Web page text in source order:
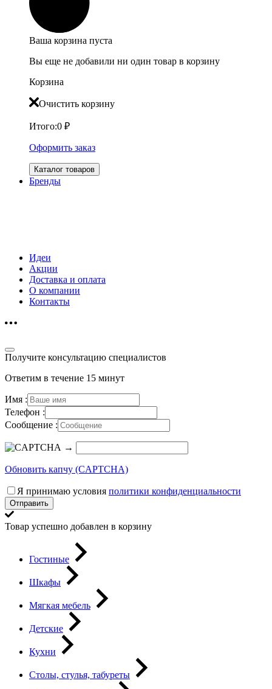
Ваша корзина пуста
Вы еще не добавили ни один товар в корзину
Корзина
Очистить корзину
Итого:0 ₽
Оформить заказ
Каталог товаров
Бренды
Идеи
Акции
Доставка и оплата
О компании
Контакты
Получите консультацию специалистов
Ответим в течение 15 минут
Имя :
Телефон :
Сообщение :
→
Обновить капчу (CAPTCHA)
Я принимаю условия политики конфиденциальности
Отправить
Товар успешно добавлен в корзину
Гостиные
Шкафы
Мягкая мебель
Детские
Кухни
Столы, стулья, табуреты